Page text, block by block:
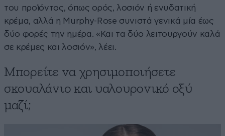
του προϊόντος, όπως ορός, λοσιόν ή ενυδατική
κρέμα, αλλά η Murphy-Rose συνιστά γενικά μία έως
δύο φορές την ημέρα. «Και τα δύο λειτουργούν καλά
σε κρέμες και λοσιόν», λέει.
Μπορείτε να χρησιμοποιήσετε
σκουαλάνιο και υαλουρονικό οξύ
μαζί;